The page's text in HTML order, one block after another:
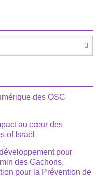
des OSC
au cœur des
of Israël
pour
des Gachons,
pour la Prévention de